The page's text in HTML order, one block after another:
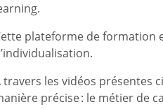
plateforme de formation
travers les vidéos présentes
précise : le métier de